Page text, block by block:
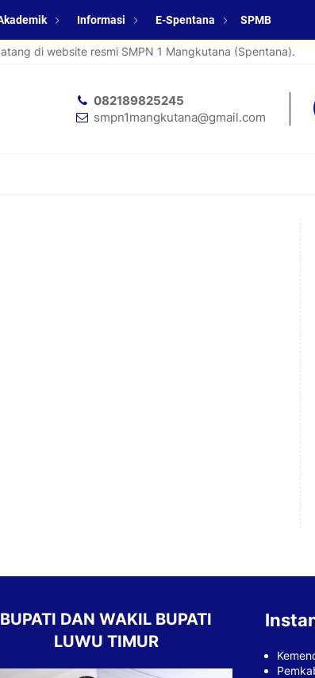
Informasi E-Spentana SPMB
di website resmi SMPN 1 Mangkutana (Spentana).
082189825245
smpn1mangkutana@gmail.com
BUPATI DAN WAKIL BUPATI
LUWU TIMUR